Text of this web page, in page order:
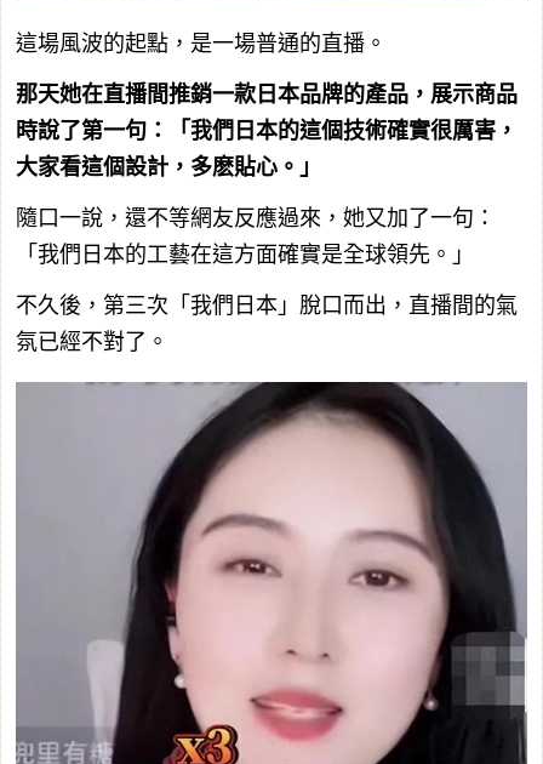
這場風波的起點，是一場普通的直播。
那天她在直播間推銷一款日本品牌的產品，展示商品
時說了第一句：「我們日本的這個技術確實很厲害，
大家看這個設計，多麽貼心。」
隨口一說，還不等網友反應過來，她又加了一句：
「我們日本的工藝在這方面確實是全球領先。」
不久後，第三次「我們日本」脫口而出，直播間的氣
氛已經不對了。